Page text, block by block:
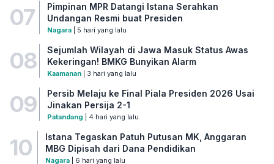
07
Pimpinan MPR Datangi Istana Serahkan
Undangan Resmi buat Presiden
Nagara| 5 hari yang lalu
08
Sejumlah Wilayah di Jawa Masuk Status Awas
Kekeringan! BMKG Bunyikan Alarm
Kaamanan| 3 hari yang lalu
09
Persib Melaju ke Final Piala Presiden 2026 Usai
Jinakan Persija 2-1
Patandang | 4 hari yang lalu
10
Istana Tegaskan Patuh Putusan MK, Anggaran
MBG Dipisah dari Dana Pendidikan
Nagara| 6 hari yang lalu